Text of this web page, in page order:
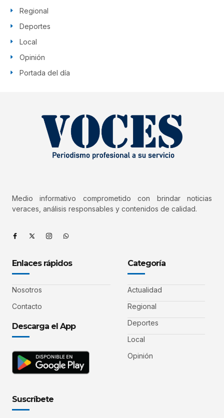
Regional
Deportes
Local
Opinión
Portada del día
Medio informativo comprometido con brindar noticias
veraces, análisis responsables y contenidos de calidad.
Enlaces rápidos
Nosotros
Contacto
Descarga el App
Categoría
Actualidad
Regional
Deportes
Local
Opinión
Suscríbete